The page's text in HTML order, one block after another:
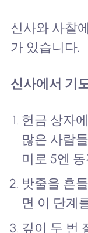
신사와 사찰
가 있습니다.
신사에서 기
헌금 상자
많은 사람
미로 5엔
밧줄을 흔
면 이 단계
깊이 두 번